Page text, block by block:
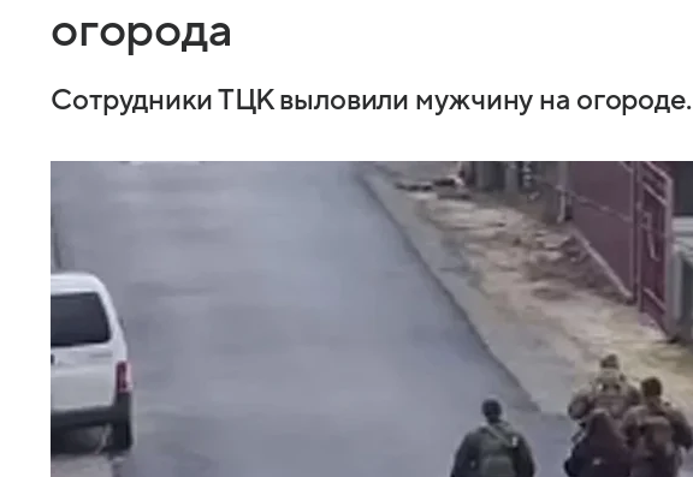
огорода
Сотрудники ТЦК выловили мужчину на огороде.